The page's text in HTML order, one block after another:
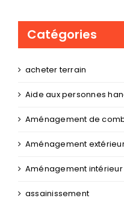
Catégories
acheter terrain
Aide aux personnes
Aménagement de
Aménagement
Aménagement intérieur
assainissement